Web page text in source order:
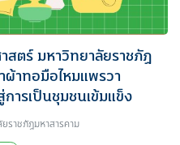
ตร์ มหาวิทยาลัยราชภัฏ
ผ้าทอมือไหมแพรวา
รเป็นชุมชนเข้มแข็ง
ราชภัฏมหาสารคาม